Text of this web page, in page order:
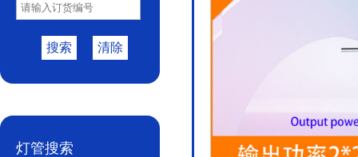
清除
搜索
灯管搜索